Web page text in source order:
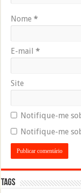
Nome*
E-mail*
Site
Notifique-me
Notifique-me
Tags